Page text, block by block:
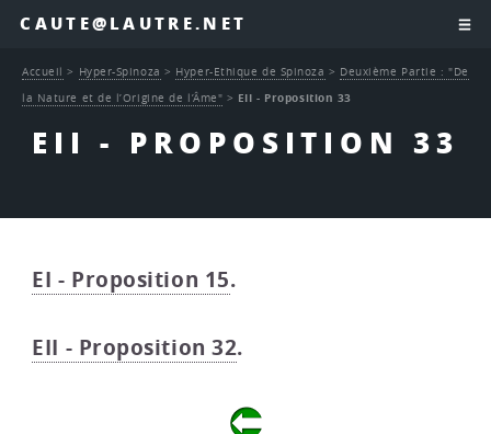
CAUTE@LAUTRE.NET
EII - PROPOSITION 33
Accueil > Hyper-Spinoza > Hyper-Ethique de Spinoza > Deuxième Partie : "De
la Nature et de l’Origine de l’Âme" > EII - Proposition 33
EI - Proposition 15.
EII - Proposition 32.